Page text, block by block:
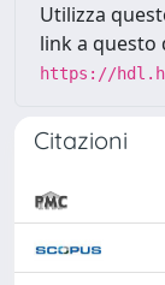
Utilizza
link a questo
https://
Citazioni